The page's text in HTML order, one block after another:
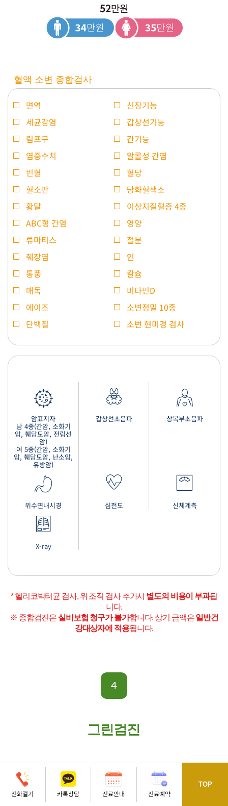
전화걸기 카톡상담 진료안내 진료예약
TOP
52만원
혈액 소변 종합검사
면역
세균감염
림프구
염증수치
빈혈
혈소판
황달
신장기능
갑상선기능
간기능
알콜성 간염
혈당
당화혈색소
이상지질혈증 4종
ABC형 간염
류마티스
췌장염
통풍
매독
에이즈
단백질
영양
철분
인
칼슘
비타민D
소변정밀 10종
소변 현미경 검사
암표지자
남 4종(간암, 소화기
암, 췌담도암, 전립선
암)
여 5종(간암, 소화기
암, 췌담도암, 난소암,
유방암)
갑상선초음파 상복부초음파
위수면내시경 심전도 신체계측
X-ray
* 헬리코박터균 검사, 위 조직 검사 추가시 별도의 비용이 부과됩
니다.
※ 종합검진은 실비보험 청구가 불가합니다. 상기 금액은일반건
강대상자에 적용됩니다.
4
그린검진